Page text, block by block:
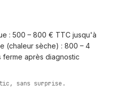
: 500 – 800 € TTC jusqu'à
(chaleur sèche) : 800 – 4
après diagnostic
sans surprise.